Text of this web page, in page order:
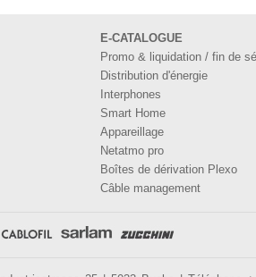
E-CATALOGUE
Promo & liquidation / fin de
Distribution d'énergie
Interphones
Smart Home
Appareillage
Netatmo pro
Boîtes de dérivation Plexo
Câble management